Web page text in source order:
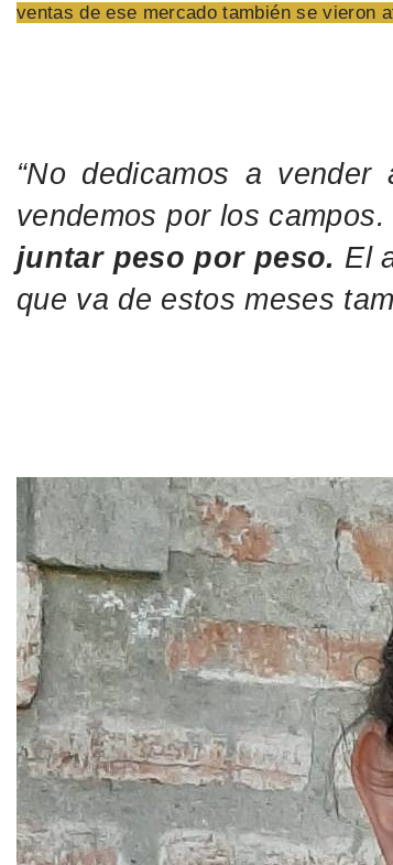
ventas de ese mercado también se vieron
“No dedicamos a
vendemos por los
juntar peso por peso. El
que va de estos meses